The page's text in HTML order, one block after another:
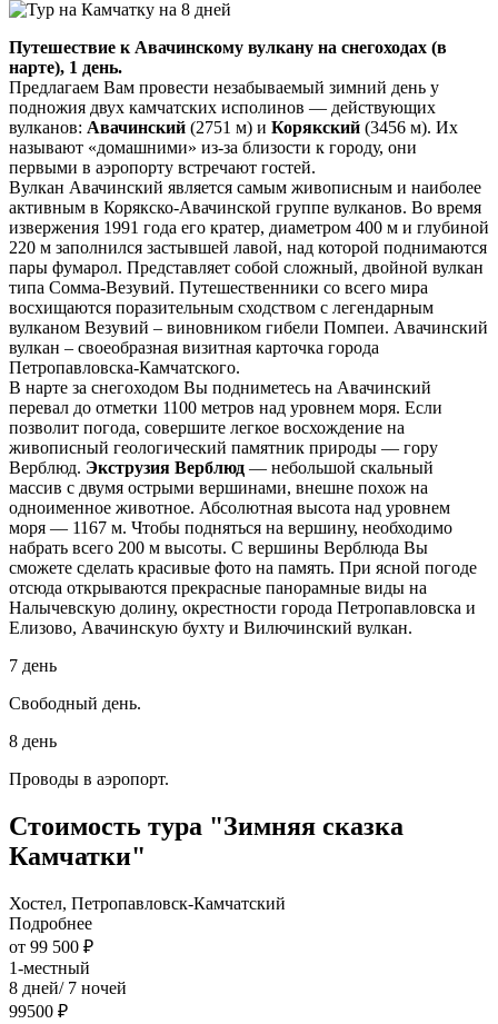
Путешествие к Авачинскому вулкану на снегоходах (в
нарте), 1 день.
Предлагаем Вам провести незабываемый зимний день у
подножия двух камчатских исполинов — действующих
вулканов: Авачинский (2751 м) и Корякский (3456 м). Их
называют «домашними» из-за близости к городу, они
первыми в аэропорту встречают гостей.
Вулкан Авачинский является самым живописным и наиболее
активным в Корякско-Авачинской группе вулканов. Во время
извержения 1991 года его кратер, диаметром 400 м и глубиной
220 м заполнился застывшей лавой, над которой поднимаются
пары фумарол. Представляет собой сложный, двойной вулкан
типа Сомма-Везувий. Путешественники со всего мира
восхищаются поразительным сходством с легендарным
вулканом Везувий – виновником гибели Помпеи. Авачинский
вулкан – своеобразная визитная карточка города
Петропавловска-Камчатского.
В нарте за снегоходом Вы подниметесь на Авачинский
перевал до отметки 1100 метров над уровнем моря. Если
позволит погода, совершите легкое восхождение на
живописный геологический памятник природы — гору
Верблюд. Экструзия Верблюд — небольшой скальный
массив с двумя острыми вершинами, внешне похож на
одноименное животное. Абсолютная высота над уровнем
моря — 1167 м. Чтобы подняться на вершину, необходимо
набрать всего 200 м высоты. С вершины Верблюда Вы
сможете сделать красивые фото на память. При ясной погоде
отсюда открываются прекрасные панорамные виды на
Налычевскую долину, окрестности города Петропавловска и
Елизово, Авачинскую бухту и Вилючинский вулкан.
7 день
Свободный день.
8 день
Проводы в аэропорт.
Стоимость тура "Зимняя сказка
Камчатки"
Хостел, Петропавловск-Камчатский
Подробнее
от 99 500 ₽
1-местный
8 дней/ 7 ночей
99500 ₽